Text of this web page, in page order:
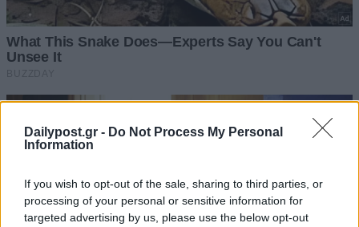
Dailypost.gr - Do Not Process My Personal
Information
If you wish to opt-out of the sale, sharing to third parties, or
processing of your personal or sensitive information for
targeted advertising by us, please use the below opt-out